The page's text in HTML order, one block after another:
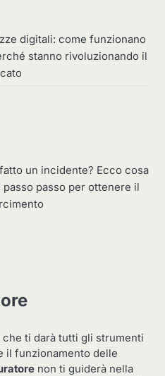
digitali: come funzionano
stanno rivoluzionando il
un incidente? Ecco cosa
passo passo per ottenere il
che ti darà tutti gli strumenti
il funzionamento delle
non ti guiderà nella